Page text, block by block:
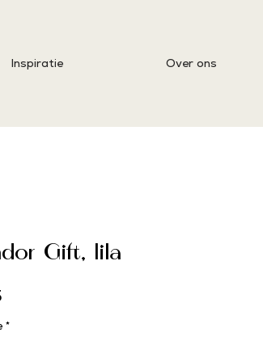
Inspiratie Over ons
Gift, lila
*